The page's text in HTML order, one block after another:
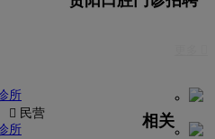
所
 民营
所
相关